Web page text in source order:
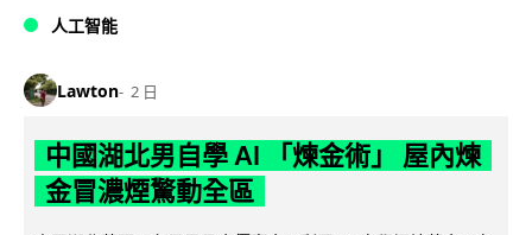
人工智能
Lawton 2 日
中國湖北男自學 AI 「煉金術」 屋內煉
金冒濃煙驚動全區